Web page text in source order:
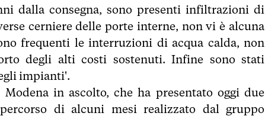
dalla consegna, sono presenti infiltrazioni di
cerniere delle porte interne, non vi è alcuna
frequenti le interruzioni di acqua calda, non
degli alti costi sostenuti. Infine sono stati
impianti'.
in ascolto, che ha presentato oggi due
di alcuni mesi realizzato dal gruppo